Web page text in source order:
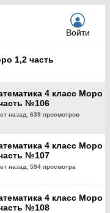
Войти
1,2 часть
назад,597 просмотров
4 класс Моро
№106
назад, 639 просмотров
4 класс Моро
№107
назад, 594 просмотра
4 класс Моро
№108